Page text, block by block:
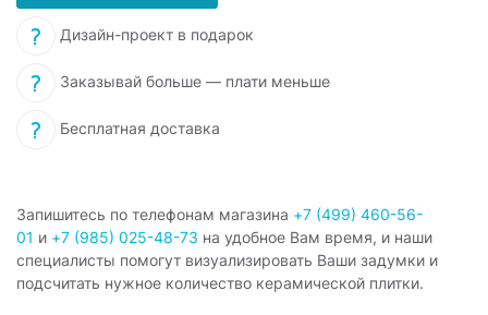
Дизайн-проект в подарок
Заказывай больше — плати меньше
Бесплатная доставка
Запишитесь по телефонам магазина +7 (499) 460-56-
01 и +7 (985) 025-48-73 на удобное Вам время, и наши
специалисты помогут визуализировать Ваши задумки и
подсчитать нужное количество керамической плитки.